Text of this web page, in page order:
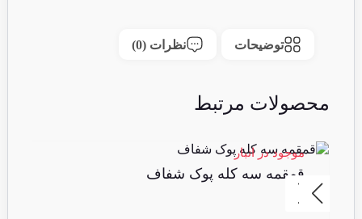
توضیحات نظرات (0)
محصولات مرتبط
موجود در انبار
قمقمه سه کله پوک شفاف